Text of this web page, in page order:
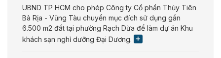
UBND TP HCM cho phép Công ty Cổ phần Thủy Tiên
Bà Rịa - Vũng Tàu chuyển mục đích sử dụng gần
6.500 m2 đất tại phường Rạch Dừa để làm dự án Khu
khách sạn nghỉ dưỡng Đại Dương.